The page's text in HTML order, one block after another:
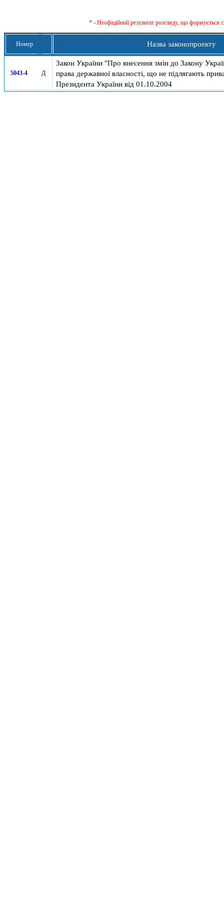
* - Неофіційний результат розгляду, що формується
Номер Назва законопроекту
5043-4 Д
Закон України "Про внесення змін до Закону
права державної власності, що не підлягають
Президента України від 01.10.2004